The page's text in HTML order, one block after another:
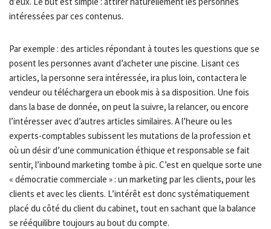
intéressées par ces contenus.
Par exemple : des articles répondant à toutes les questions que se
posent les personnes avant d’acheter une piscine. Lisant ces
articles, la personne sera intéressée, ira plus loin, contactera le
vendeur ou téléchargera un ebook mis à sa disposition. Une fois
dans la base de donnée, on peut la suivre, la relancer, ou encore
l’intéresser avec d’autres articles similaires. A l’heure ou les
experts-comptables subissent les mutations de la profession et
où un désir d’une communication éthique et responsable se fait
sentir, l’inbound marketing tombe à pic. C’est en quelque sorte une
« démocratie commerciale » : un marketing par les clients, pour les
clients et avec les clients. L’intérêt est donc systématiquement
placé du côté du client du cabinet, tout en sachant que la balance
se rééquilibre toujours au bout du compte.